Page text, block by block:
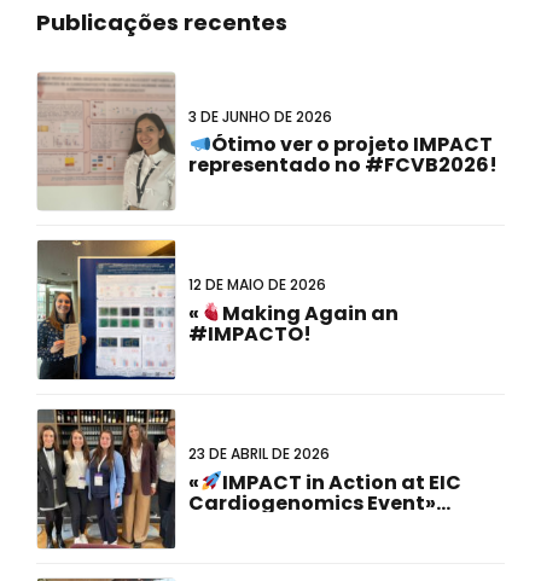
Publicações recentes
3 DE JUNHO DE 2026
Ótimo ver o projeto IMPACT
representado no #FCVB2026!
12 DE MAIO DE 2026
« Making Again an
#IMPACTO!
23 DE ABRIL DE 2026
« IMPACT in Action at EIC
Cardiogenomics Event»